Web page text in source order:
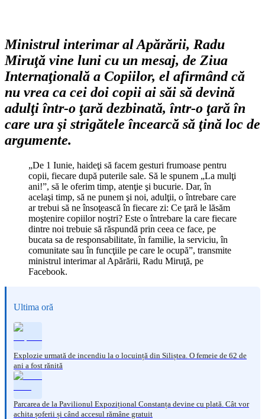
Ministrul interimar al Apărării, Radu
Miruţă vine luni cu un mesaj, de Ziua
Internaţională a Copiilor, el afirmând că
nu vrea ca cei doi copii ai săi să devină
adulţi într-o ţară dezbinată, într-o ţară în
care ura şi strigătele încearcă să ţină loc de
argumente.
„De 1 Iunie, haideţi să facem gesturi frumoase pentru
copii, fiecare după puterile sale. Să le spunem „La mulţi
ani!”, să le oferim timp, atenţie şi bucurie. Dar, în
acelaşi timp, să ne punem şi noi, adulţii, o întrebare care
ar trebui să ne însoţească în fiecare zi: Ce ţară le lăsăm
moştenire copiilor noştri? Este o întrebare la care fiecare
dintre noi trebuie să răspundă prin ceea ce face, pe
bucata sa de responsabilitate, în familie, la serviciu, în
comunitate sau în funcţiile pe care le ocupă”, transmite
ministrul interimar al Apărării, Radu Miruţă, pe
Facebook.
Ultima oră
Explozie urmată de incendiu la o locuință din Siliștea. O femeie de 62 de
ani a fost rănită
Parcarea de la Pavilionul Expozițional Constanța devine cu plată. Cât vor
achita șoferii și când accesul rămâne gratuit